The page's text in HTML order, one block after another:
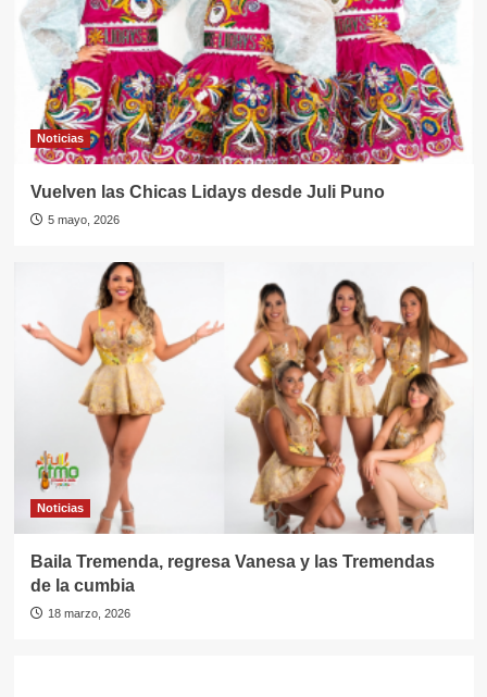
Noticias
Vuelven las Chicas Lidays desde Juli Puno
5 mayo, 2026
Noticias
Baila Tremenda, regresa Vanesa y las Tremendas
de la cumbia
18 marzo, 2026